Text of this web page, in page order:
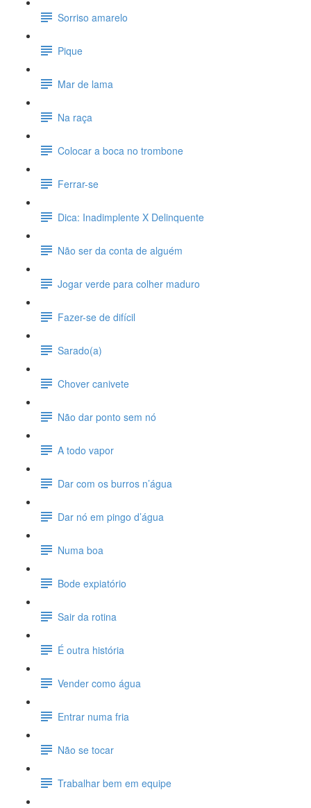
Sorriso amarelo
Pique
Mar de lama
Na raça
Colocar a boca no trombone
Ferrar-se
Dica: Inadimplente X Delinquente
Não ser da conta de alguém
Jogar verde para colher maduro
Fazer-se de difícil
Sarado(a)
Chover canivete
Não dar ponto sem nó
A todo vapor
Dar com os burros n’água
Dar nó em pingo d’água
Numa boa
Bode expiatório
Sair da rotina
É outra história
Vender como água
Entrar numa fria
Não se tocar
Trabalhar bem em equipe